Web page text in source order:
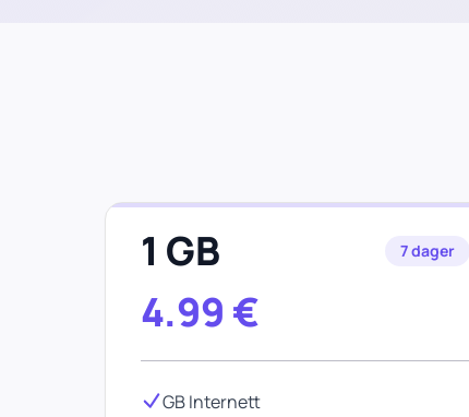
1 GB 7 dager
4.99 €
GB Internett